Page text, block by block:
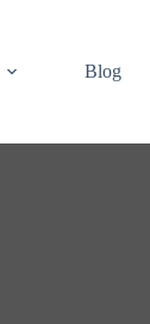
Blog